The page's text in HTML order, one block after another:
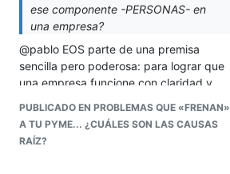
ese componente -PERSONAS- en
una empresa?
@pablo EOS parte de una premisa
sencilla pero poderosa: para lograr que
una empresa funcione con claridad y
personas correctas en los puestos
correctos
PUBLICADO EN PROBLEMAS QUE «FRENAN»
A TU PYME... ¿CUÁLES SON LAS CAUSAS
RAÍZ?